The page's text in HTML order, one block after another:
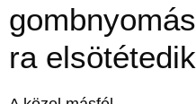
gombnyomás
ra elsötétedik